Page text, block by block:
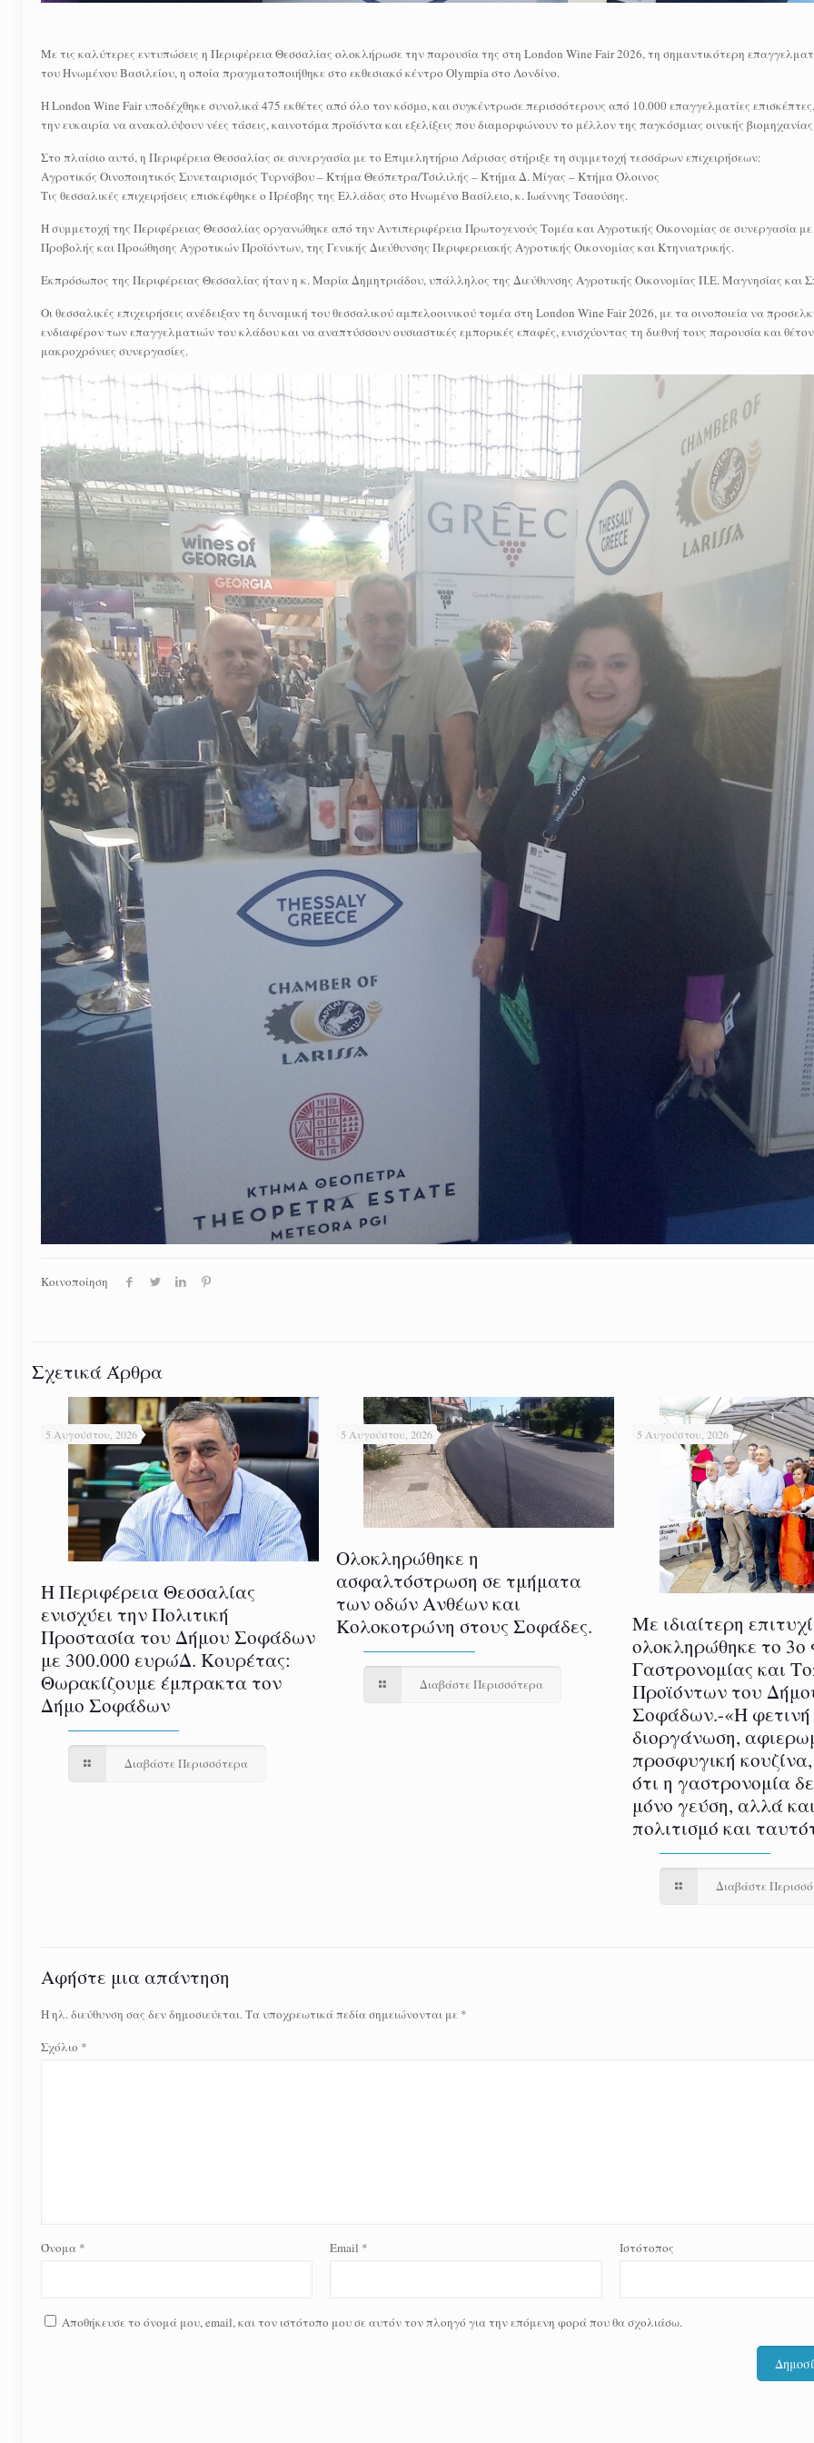
Με τις καλύτερες εντυπώσεις η Περιφέρεια Θεσσαλίας ολοκλήρωσε την παρουσία της στη London Wine Fair 2026, τη σημαντικότερη
του Ηνωμένου Βασιλείου, η οποία πραγματοποιήθηκε στο εκθεσιακό κέντρο Olympia στο Λονδίνο.
Η London Wine Fair υποδέχθηκε συνολικά 475 εκθέτες από όλο τον κόσμο, και συγκέντρωσε περισσότερους από 10.000 επαγγελματίες επισκέπτες,
την ευκαιρία να ανακαλύψουν νέες τάσεις, καινοτόμα προϊόντα και εξελίξεις που διαμορφώνουν το μέλλον της παγκόσμιας οινικής
Στο πλαίσιο αυτό, η Περιφέρεια Θεσσαλίας σε συνεργασία με το Επιμελητήριο Λάρισας στήριξε τη συμμετοχή τεσσάρων επιχειρήσεων:
Αγροτικός Οινοποιητικός Συνεταιρισμός Τυρνάβου – Κτήμα Θεόπετρα/Τσιλιλής – Κτήμα Δ. Μίγας – Κτήμα Όλοινος
Τις θεσσαλικές επιχειρήσεις επισκέφθηκε ο Πρέσβης της Ελλάδας στο Ηνωμένο Βασίλειο, κ. Ιωάννης Τσαούσης.
Η συμμετοχή της Περιφέρειας Θεσσαλίας οργανώθηκε από την Αντιπεριφέρεια Πρωτογενούς Τομέα και Αγροτικής Οικονομίας σε συνεργασία
Προβολής και Προώθησης Αγροτικών Προϊόντων, της Γενικής Διεύθυνσης Περιφερειακής Αγροτικής Οικονομίας και Κτηνιατρικής.
Εκπρόσωπος της Περιφέρειας Θεσσαλίας ήταν η κ. Μαρία Δημητριάδου, υπάλληλος της Διεύθυνσης Αγροτικής Οικονομίας Π.Ε. Μαγνησίας και
Οι θεσσαλικές επιχειρήσεις ανέδειξαν τη δυναμική του θεσσαλικού αμπελοοινικού τομέα στη London Wine Fair 2026, με τα οινοποιεία να
ενδιαφέρον των επαγγελματιών του κλάδου και να αναπτύσσουν ουσιαστικές εμπορικές επαφές, ενισχύοντας τη διεθνή τους παρουσία και
μακροχρόνιες συνεργασίες.
Κοινοποίηση
Σχετικά Άρθρα
5 Αυγούστου, 2026
Η Περιφέρεια Θεσσαλίας
ενισχύει την Πολιτική
Προστασία του Δήμου Σοφάδων
με 300.000 ευρώΔ. Κουρέτας:
Θωρακίζουμε έμπρακτα τον
Δήμο Σοφάδων
Διαβάστε Περισσότερα
5 Αυγούστου, 2026
Ολοκληρώθηκε η
ασφαλτόστρωση σε τμήματα
των οδών Ανθέων και
Κολοκοτρώνη στους Σοφάδες.
Διαβάστε Περισσότερα
5 Αυγούστου, 2026
Με ιδιαίτερη
ολοκληρώθηκε το 3ο
Γαστρονομίας και
Προϊόντων του
Σοφάδων.-«Η φετινή
διοργάνωση,
προσφυγική
ότι η γαστρονομία
μόνο γεύση, αλλά
πολιτισμό και
Διαβάστε
Αφήστε μια απάντηση
Η ηλ. διεύθυνση σας δεν δημοσιεύεται.Τα υποχρεωτικά πεδία σημειώνονται με *
Σχόλιο *
Όνομα * Email * Ιστότοπος
Αποθήκευσε το όνομά μου, email, και τον ιστότοπο μου σε αυτόν τον πλοηγό για την επόμενη φορά που θα σχολιάσω.